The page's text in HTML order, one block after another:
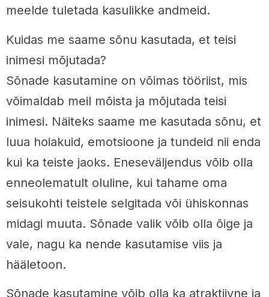
meelde tuletada kasulikke andmeid.
Kuidas me saame sõnu kasutada, et teisi
inimesi mõjutada?
Sõnade kasutamine on võimas tööriist, mis
võimaldab meil mõista ja mõjutada teisi
inimesi. Näiteks saame me kasutada sõnu, et
luua hoiakuid, emotsioone ja tundeid nii enda
kui ka teiste jaoks. Eneseväljendus võib olla
enneolematult oluline, kui tahame oma
seisukohti teistele selgitada või ühiskonnas
midagi muuta. Sõnade valik võib olla õige ja
vale, nagu ka nende kasutamise viis ja
hääletoon.
Sõnade kasutamine võib olla ka atraktiivne ja